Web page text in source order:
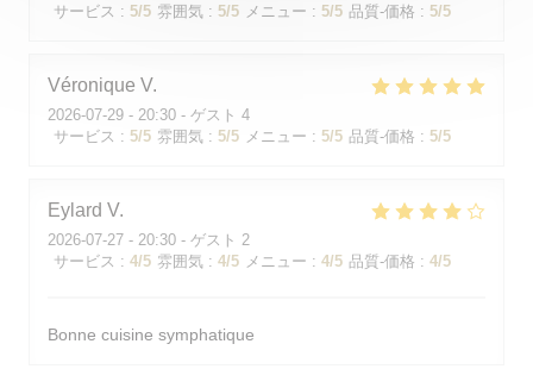
サービス : 5/5 雰囲気 : 5/5 メニュー : 5/5 品質-価格 : 5/5
Véronique V
2026-07-29 - 20:30 - ゲスト 4
サービス : 5/5 雰囲気 : 5/5 メニュー : 5/5 品質-価格 : 5/5
Eylard V
2026-07-27 - 20:30 - ゲスト 2
サービス : 4/5 雰囲気 : 4/5 メニュー : 4/5 品質-価格 : 4/5
Bonne cuisine symphatique